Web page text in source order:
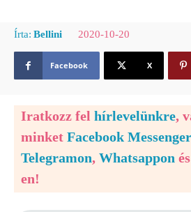
Írta: Bellini 2020-10-20
Facebook X
Iratkozz fel hírlevelünkre,
minket Facebook
Telegramon, Whatsappon
en!